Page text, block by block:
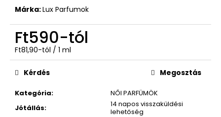
Márka:Lux Parfumok
Ft590-tól
Egységár:
Ft81,90-tól / 1 ml
Kategória:
NŐI PARFÜMÖK
Jótállás:
14 napos visszaküldési
lehetőség
Kérdés Megosztás
Ft590